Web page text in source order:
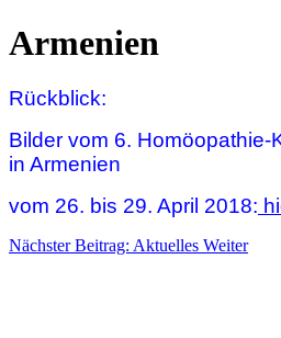
Armenien
Rückblick:
Bilder vom 6. Homöopathie-
in Armenien
vom 26. bis 29. April 2018:
Nächster Beitrag: Aktuelles Weiter